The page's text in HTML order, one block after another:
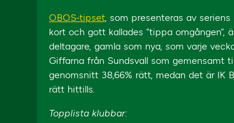
OBOS-tipset, som presenteras av
kort och gott kallades ”tippa omgången”,
deltagare, gamla som nya, som varje
Giffarna från Sundsvall som gemensamt
genomsnitt 38,66% rätt, medan det är IK
rätt hittills.
Topplista klubbar: